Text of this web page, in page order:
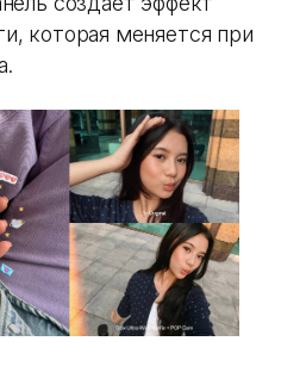
которая меняется при